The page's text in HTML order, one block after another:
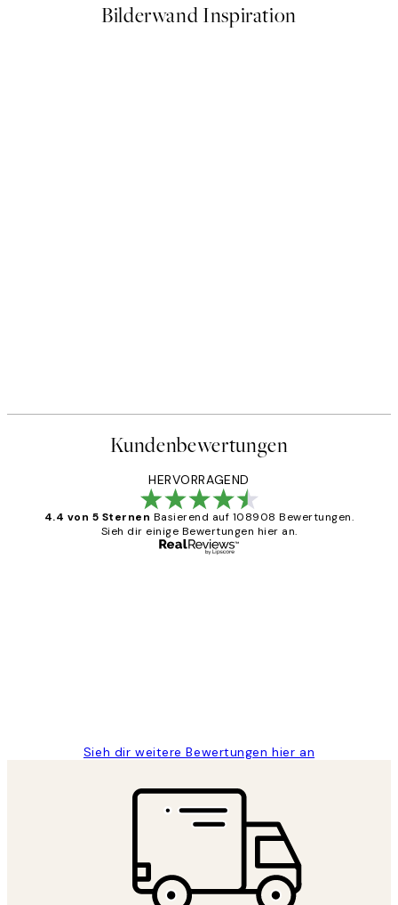
Bilderwand Inspiration
Kundenbewertungen
HERVORRAGEND
4.4 von 5 Sternen Basierend auf 108908 Bewertungen.
Sieh dir einige Bewertungen hier an.
Sieh dir weitere Bewertungen hier an